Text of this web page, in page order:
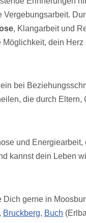
Vergebungsarbeit.
, Klangarbeit und
dein
bei
die durch Eltern,
und
kannst dein Leben
Dich gerne in
, Bruckberg, Buch